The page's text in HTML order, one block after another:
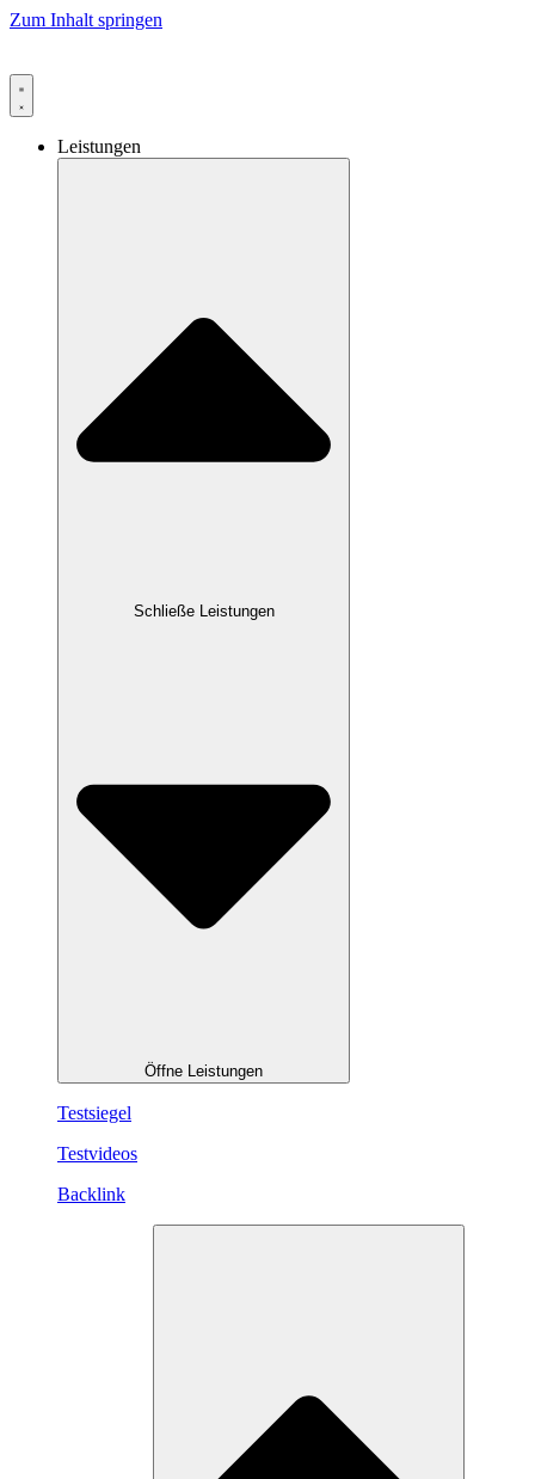
Zum Inhalt springen
Leistungen
Schließe Leistungen
Öffne Leistungen
Testsiegel
Testvideos
Backlink